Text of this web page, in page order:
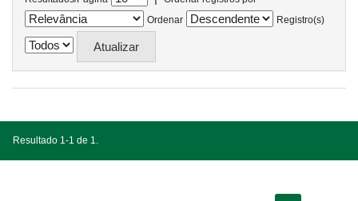
Ordenar
Registro(s)
Resultado 1-1 de 1.